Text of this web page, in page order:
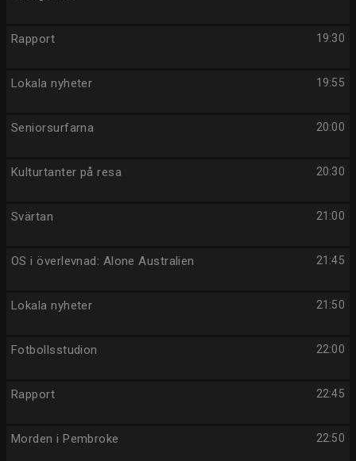
19:30
Rapport
19:55
Lokala nyheter
20:00
Seniorsurfarna
20:30
Kulturtanter på resa
21:00
Svärtan
21:45
OS i överlevnad: Alone Australien
21:50
Lokala nyheter
22:00
Fotbollsstudion
22:45
Rapport
22:50
Morden i Pembroke